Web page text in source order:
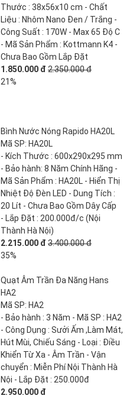
Thước : 38x56x10 cm - Chất
Liệu : Nhôm Nano Đen / Trắng -
Công Suất : 170W - Max 65 Độ C
- Mã Sản Phẩm : Kottmann K4 -
Chưa Bao Gồm Lắp Đặt
1.850.000 đ 2.350.000 đ
21%
Bình Nước Nóng Rapido HA20L
Mã SP: HA20L
- Kích Thước : 600x290x295 mm
- Bảo hành: 8 Năm Chính Hãng -
Mã Sản Phẩm : HA20L - Hiển Thị
Nhiệt Độ Đèn LED - Dung Tích :
20 Lít - Chưa Bao Gồm Dây Cấp
- Lắp Đặt : 200.000đ/c (Nội
Thành Hà Nội)
2.215.000 đ 3.400.000 đ
35%
Quạt Âm Trần Đa Năng Hans
HA2
Mã SP: HA2
- Bảo hành : 3 Năm - Mã SP : HA2
- Công Dụng : Sưởi Ấm ,Làm Mát,
Hút Mùi, Chiếu Sáng - Loại : Điều
Khiển Từ Xa - Âm Trần - Vận
chuyển : Miễn Phí Nội Thành Hà
Nội - Lắp Đặt : 250.000đ
2.950.000 đ